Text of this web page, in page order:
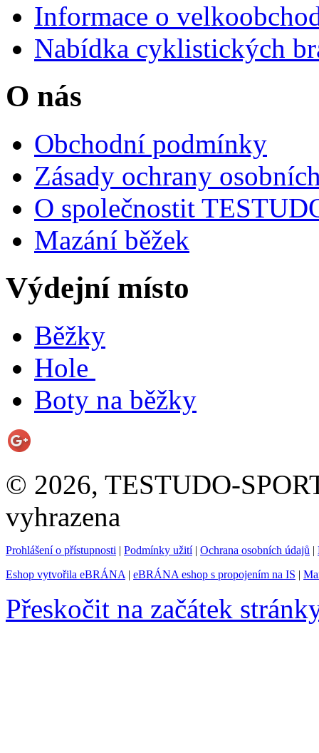
Informace o
Nabídka cyklistických
O nás
Obchodní podmínky
Zásady ochrany
O společnostit
Mazání běžek
Výdejní místo
Běžky
Hole
Boty na běžky
© 2026, TESTUDO-
vyhrazena
Prohlášení o přístupnosti | Podmínky užití| Ochrana osobních údajů |
Eshop vytvořila eBRÁNA | eBRÁNA eshop s propojením na IS |
Přeskočit na začátek